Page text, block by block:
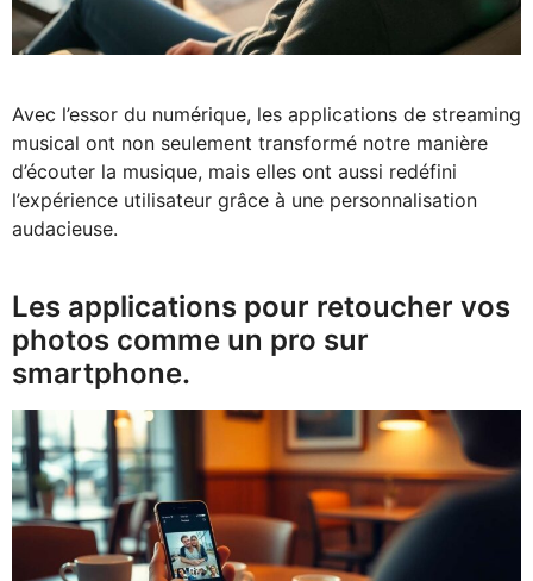
Avec l’essor du numérique, les applications de streaming
musical ont non seulement transformé notre manière
d’écouter la musique, mais elles ont aussi redéfini
l’expérience utilisateur grâce à une personnalisation
audacieuse.
Les applications pour retoucher vos
photos comme un pro sur
smartphone.